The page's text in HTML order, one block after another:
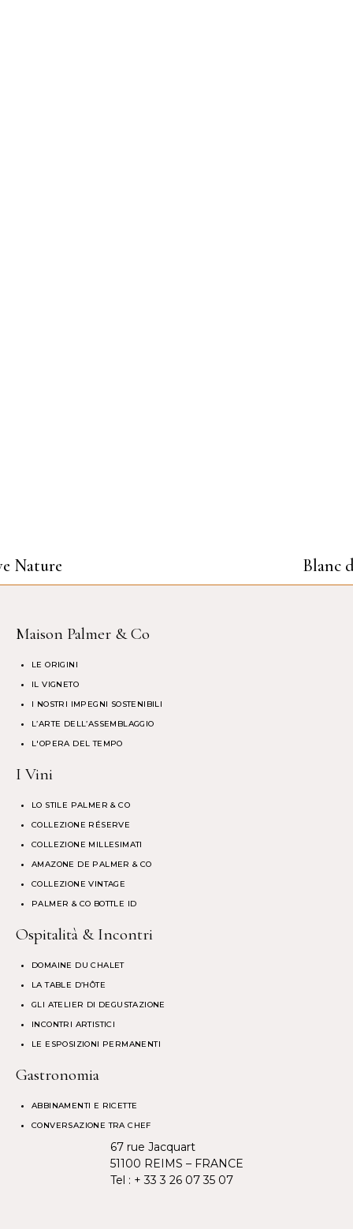
Nature Blanc
Maison Palmer & Co
LE ORIGINI
IL VIGNETO
I NOSTRI IMPEGNI SOSTENIBILI
L’ARTE DELL’ASSEMBLAGGIO
L'OPERA DEL TEMPO
I Vini
LO STILE PALMER & CO
COLLEZIONE RÉSERVE
COLLEZIONE MILLESIMATI
AMAZONE DE PALMER & CO
COLLEZIONE VINTAGE
PALMER & CO BOTTLE ID
Ospitalità & Incontri
DOMAINE DU CHALET
LA TABLE D’HÔTE
GLI ATELIER DI DEGUSTAZIONE
INCONTRI ARTISTICI
LE ESPOSIZIONI PERMANENTI
Gastronomia
ABBINAMENTI E RICETTE
CONVERSAZIONE TRA CHEF
67 rue Jacquart
51100 REIMS – FRANCE
Tel : + 33 3 26 07 35 07